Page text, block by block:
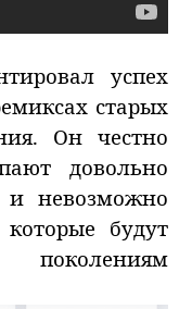
успех
старых
Он честно
довольно
и невозможно
которые будут